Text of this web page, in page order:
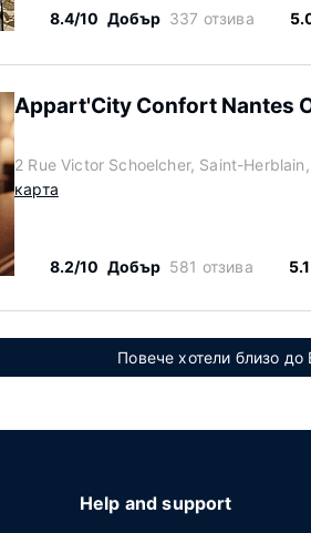
8.4/10 Добър 337 отзива
Appart'City Confort Nantes
2 Rue Victor Schoelcher, Saint-
карта
8.2/10 Добър 581 отзива
Повече хотели близо до
Help and support